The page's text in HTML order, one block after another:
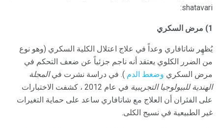
shatavari:
1) مرض السكري
يُظهِر شاتافاري وعداً في علاج اعتلال الكلية السكري (وهو نوع
من الضرر الكلوي يعتقد أنه ناجم جزئياً عن ضعف التحكم في
مرض السكري وضغط الدم ). في دراسة نشرت فيالمجلة
الهندية للبيولوجيا التجريبية
في عام 2012 ، كشفت الاختبارات
على الفئران أن العلاج مع شاتافاري ساعد على حماية التغيرات
غير الطبيعية في نسيج الكلى.